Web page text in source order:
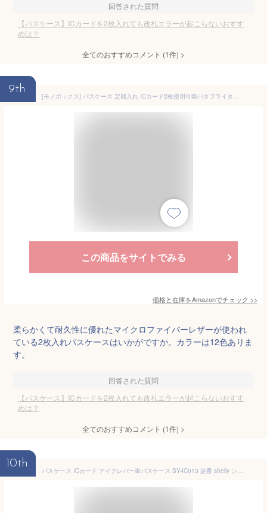
回答された質問
【パスケース】ICカードを2枚入れても改札エラーが起こらないおすす
めは？
全てのおすすめコメント (1件) >
9th
[モノボックス] パスケース 定期入れ ICカード2枚使用可能バタフライタイプ 5ポケット 首下げOK pc-mono1 Deep green ディープグリーン
この商品をサイトでみる
価格と在庫をAmazonでチェック >>
柔らかくて耐久性に優れたマイクロファイバーレザーが使われ
ている2枚入れパスケースはいかがですか。カラーは12色ありま
す。
回答された質問
【パスケース】ICカードを2枚入れても改札エラーが起こらないおすす
めは？
全てのおすすめコメント (1件) >
10th
パスケース ICカード アイクレバー単パスケース SY-IC013 定番 shelly シェリー カードホルダー カードケース スキミング対策 エラー防止 改札エラー IC乗車券 定期入れ 2枚